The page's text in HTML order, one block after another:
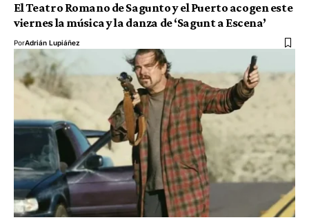
El Teatro Romano de Sagunto y el Puerto acogen este
viernes la música y la danza de ‘Sagunt a Escena’
PorAdrián Lupiáñez